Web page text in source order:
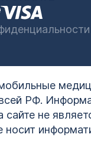
РФ.
сайте не
носит